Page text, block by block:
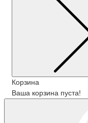
Корзина
Ваша корзина пуста!